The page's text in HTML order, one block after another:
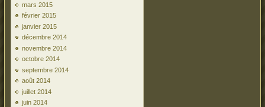
mars 2015
février 2015
janvier 2015
décembre 2014
novembre 2014
octobre 2014
septembre 2014
août 2014
juillet 2014
juin 2014